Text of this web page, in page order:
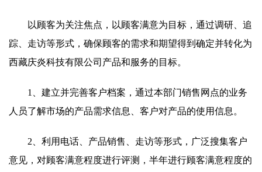
以顾客为关注焦点，以顾客满意为目标，通过调研、追
踪、走访等形式，确保顾客的需求和期望得到确定并转化为
西藏庆炎科技有限公司产品和服务的目标。
1、建立并完善客户档案，通过本部门销售网点的业务
人员了解市场的产品需求信息、客户对产品的使用信息。
2、利用电话、产品销售、走访等形式，广泛搜集客户
意见，对顾客满意程度进行评测，半年进行顾客满意程度的